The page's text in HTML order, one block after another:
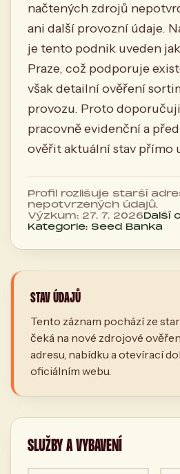
načtených zdrojů
ani další provozní údaje.
je tento podnik uveden
Praze, což podporuje
však detailní ověření
provozu. Proto
pracovně evidenční a
ověřit aktuální stav přímo
Profil rozlišuje starší
nepotvrzených údajů.
Výzkum: 27. 7. 2026Další
Kategorie: Seed Banka
STAV ÚDAJŮ
Tento záznam pochází ze
čeká na nové zdrojové
adresu, nabídku a otevírací
oficiálním webu.
SLUŽBY A VYBAVENÍ